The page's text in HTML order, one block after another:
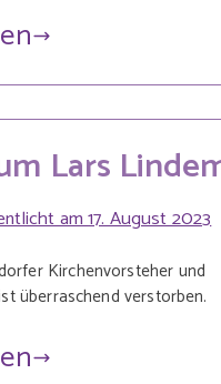
Lars
am17. August 2023
Kirchenvorsteher und
überraschend verstorben.